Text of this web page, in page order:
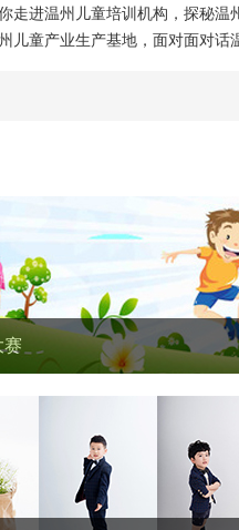
走进温州儿童培训机构，探秘温
儿童产业生产基地，面对面对话
赛